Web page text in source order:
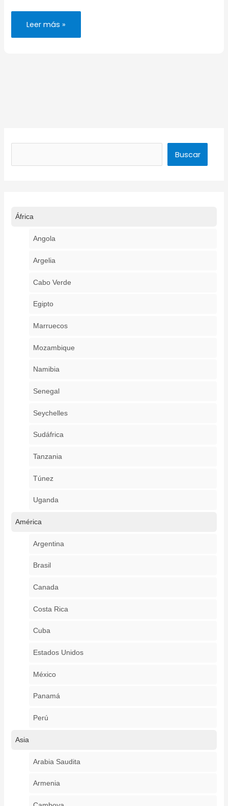
Las
mejores
Leer más »
Buscar
África
Angola
Argelia
Cabo Verde
Egipto
Marruecos
Mozambique
Namibia
Senegal
Seychelles
Sudáfrica
Tanzania
Túnez
Uganda
América
Argentina
Brasil
Canada
Costa Rica
Cuba
Estados Unidos
México
Panamá
Perú
Asia
Arabia Saudita
Armenia